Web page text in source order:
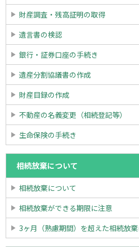
財産調査・残高証明の取得
遺言書の検認
銀行・証券口座の手続き
遺産分割協議書の作成
財産目録の作成
不動産の名義変更（相続登記等）
生命保険の手続き
相続放棄について
相続放棄について
相続放棄ができる期限に注意
3ヶ月（熟慮期間）を超えた相続放